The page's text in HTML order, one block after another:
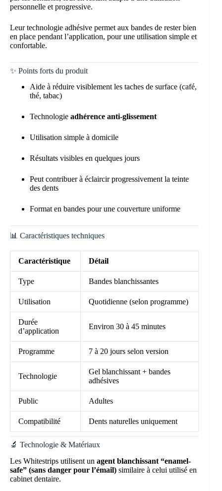
personnelle et progressive.
Leur technologie adhésive permet aux bandes de rester bien
en place pendant l’application, pour une utilisation simple et
confortable.
✨ Points forts du produit
Aide à réduire visiblement les taches de surface (café,
thé, tabac)
Technologie adhérence anti-glissement
Utilisation simple à domicile
Résultats visibles en quelques jours
Peut contribuer à éclaircir progressivement la teinte
des dents
Format en bandes pour une couverture uniforme
📊 Caractéristiques techniques
Caractéristique Détail
Type Bandes blanchissantes
Utilisation Quotidienne (selon programme)
Durée
d’application
Environ 30 à 45 minutes
Programme 7 à 20 jours selon version
Technologie
Gel blanchissant + bandes
adhésives
Public Adultes
Compatibilité Dents naturelles uniquement
🔬 Technologie & Matériaux
Les Whitestrips utilisent un agent blanchissant “enamel-
safe” (sans danger pour l’émail) similaire à celui utilisé en
cabinet dentaire.